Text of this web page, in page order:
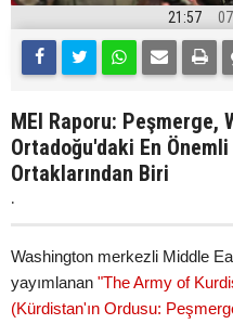
21:57
MEI Raporu: Peşmerge,
Ortadoğu'daki En
Ortaklarından Biri
.
Washington merkezli Middle
yayımlanan "The Army of
(Kürdistan'ın Ordusu: